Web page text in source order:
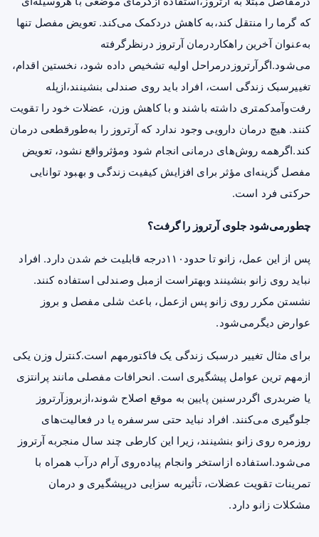
که گرما را منتقل کند،به کاهش دردکمک می‌کند. تعویض مفصل تنها
به‌عنوان آخرین راهکاردرمان آرتروز درنظرگرفته
می‌شود.اگرآرتروزدرمراحل اولیه تشخیص داده شود، نخستین اقدام،
تغییرسبک زندگی است، افراد باید روی صندلی بنشینند،ازپله
رفت‌وآمدکمتری داشته باشند و با کاهش وزن، عضلات خود را تقویت
کنند. هیچ درمان دارویی وجود ندارد که آرتروز را به‌طورقطعی درمان
کند.اگرهمه روش‌های درمانی انجام شود ومؤثرواقع نشود، تعویض
مفصل گزینه‌ای مؤثر برای افزایش کیفیت زندگی و بهبود توانایی
حرکتی فرد است.
چطورمی‌شود جلوی آرتروز را گرفت؟
پس از این عمل، زانو تا حدود۱۱۰درجه قابلیت خم شدن دارد. افراد
نباید روی زانو بنشینند وبهتراست ازمبل وصندلی استفاده کنند.
نشستن مکرر روی زانو پس ازعمل، باعث شلی مفصل و بروز
عوارض دیگرمی‌شود.
برای مثال تغییر درسبک زندگی یک فاکتورمهم است.کنترل وزن یکی
ازمهم ترین عوامل پیشگیری است. انحرافات مفصلی مانند پرانتزی
یا ضربدری اگردرسنین پایین به موقع اصلاح شوند،ازبروزآرتروز
جلوگیری می‌کنند. افراد نباید حتی سرسفره یا در فعالیت‌های
روزمره روی زانو بنشینند، زیرا این کارطی چند سال منجربه آرتروز
می‌شود.استفاده ازاستخر وانجام پیاده‌روی آرام درآب همراه با
تمرینات تقویت عضلات، تأثیربه سزایی درپیشگیری و درمان
مشکلات زانو دارد.